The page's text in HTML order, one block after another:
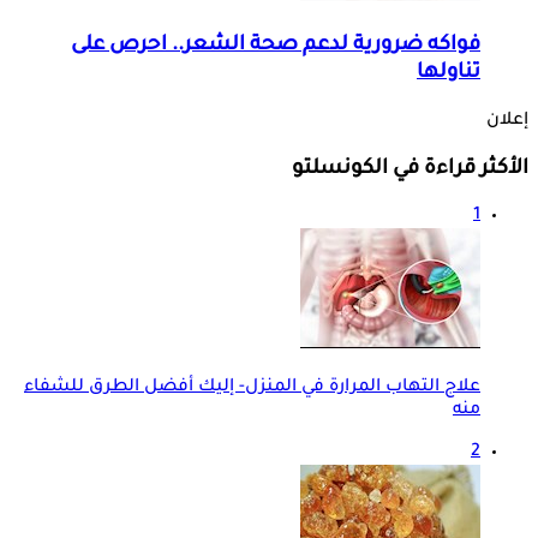
فواكه ضرورية لدعم صحة الشعر.. احرص على
تناولها
إعلان
الأكثر قراءة في الكونسلتو
1
علاج التهاب المرارة في المنزل- إليك أفضل الطرق للشفاء
منه
2